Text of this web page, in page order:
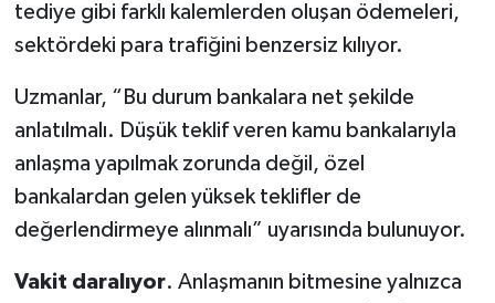
tediye gibi farklı kalemlerden oluşan ödemeleri,
sektördeki para trafiğini benzersiz kılıyor.
Uzmanlar, “Bu durum bankalara net şekilde
anlatılmalı. Düşük teklif veren kamu bankalarıyla
anlaşma yapılmak zorunda değil, özel
bankalardan gelen yüksek teklifler de
değerlendirmeye alınmalı” uyarısında bulunuyor.
Vakit daralıyor. Anlaşmanın bitmesine yalnızca